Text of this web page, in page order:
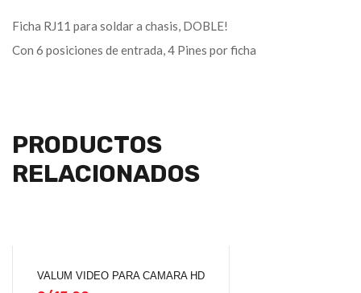
Ficha RJ11 para soldar a chasis, DOBLE!
Con 6 posiciones de entrada, 4 Pines por ficha
PRODUCTOS
RELACIONADOS
VALUM VIDEO PARA CAMARA HD